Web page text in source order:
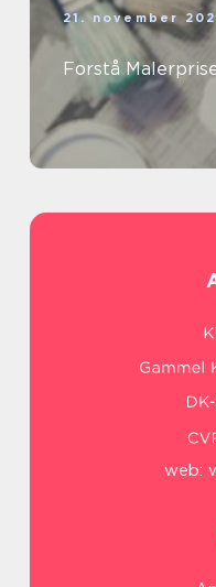
21. november
Forstå
web: